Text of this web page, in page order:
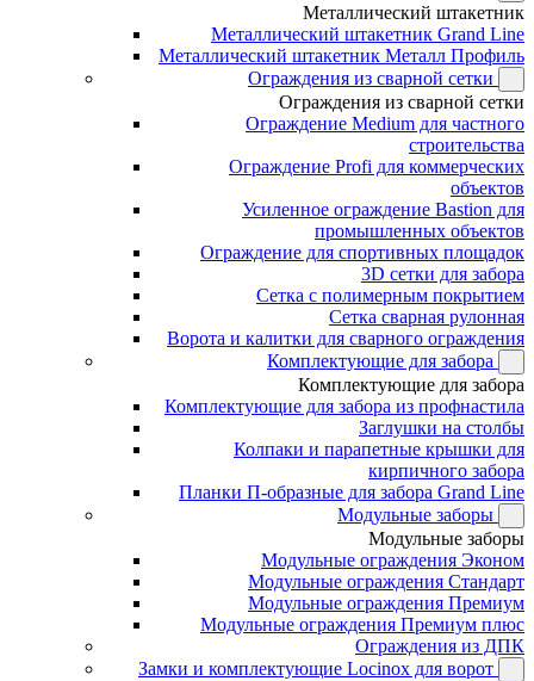
Металлический штакетник
Металлический штакетник Grand Line
Металлический штакетник Металл Профиль
Ограждения из сварной сетки
Ограждения из сварной сетки
Ограждение Medium для частного
строительства
Ограждение Profi для коммерческих
объектов
Усиленное ограждение Bastion для
промышленных объектов
Ограждение для спортивных площадок
3D сетки для забора
Сетка с полимерным покрытием
Сетка сварная рулонная
Ворота и калитки для сварного ограждения
Комплектующие для забора
Комплектующие для забора
Комплектующие для забора из профнастила
Заглушки на столбы
Колпаки и парапетные крышки для
кирпичного забора
Планки П-образные для забора Grand Line
Модульные заборы
Модульные заборы
Модульные ограждения Эконом
Модульные ограждения Стандарт
Модульные ограждения Премиум
Модульные ограждения Премиум плюс
Ограждения из ДПК
Замки и комплектующие Locinox для ворот